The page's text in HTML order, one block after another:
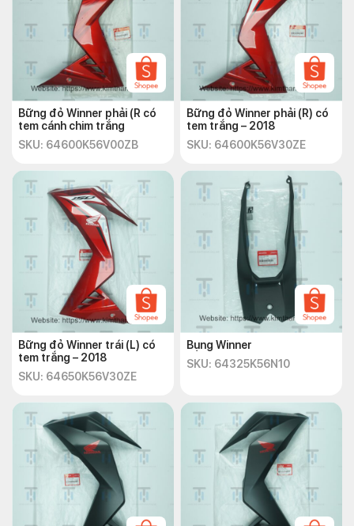
Bững đỏ Winner phải (R có
tem cánh chim trắng
SKU: 64600K56V00ZB
Bững đỏ Winner phải (R) có
tem trắng – 2018
SKU: 64600K56V30ZE
Bững đỏ Winner trái (L) có
tem trắng – 2018
SKU: 64650K56V30ZE
Bụng Winner
SKU: 64325K56N10